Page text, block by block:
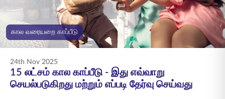
ENGLISH
ஆன்லைனில் வாங்குங்கள் பிரீமியம் செலுத்துங்கள்
கால வரையறை காப்பீடு
24th Nov 2025
15 லட்சம் கால காப்பீடு - இது எவ்வாறு
செயல்படுகிறது மற்றும் எப்படி தேர்வு செய்வது